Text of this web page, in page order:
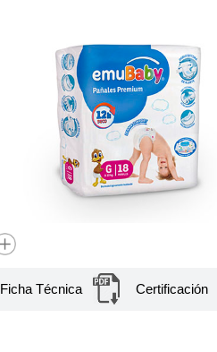
Ficha Técnica Certificación